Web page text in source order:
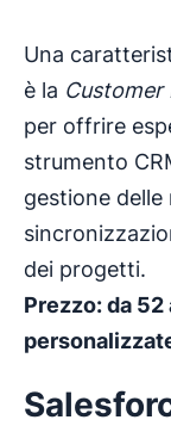
Una
è la Customer
per offrire
strumento
gestione delle
dei progetti.
Prezzo: da